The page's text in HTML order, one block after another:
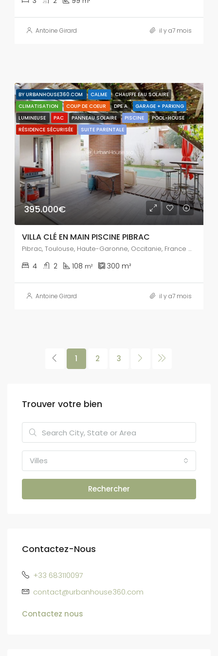
Antoine Girard il y a7 mois
BY URBANHOUSE360.COM CALME
CHAUFFE EAU SOLAIRE
CLIMATISATION
COUP DE COEUR DPE A
GARAGE + PARKING
LUMINEUSE
PAC PANNEAU SOLAIRE PISCINE
POOL-HOUSE
RÉSIDENCE SÉCURISÉE
SUITE PARENTALE
395.000€
VILLA CLÉ EN MAIN PISCINE PIBRAC
Pibrac, Toulouse, Haute-Garonne, Occitanie, France métropolitaine, 31820, France
4 2 108 m² 300 m²
Antoine Girard il y a7 mois
1 2 3
Trouver votre bien
Villes
Rechercher
Contactez-Nous
+33 683110097
contact@urbanhouse360.com
Contactez nous